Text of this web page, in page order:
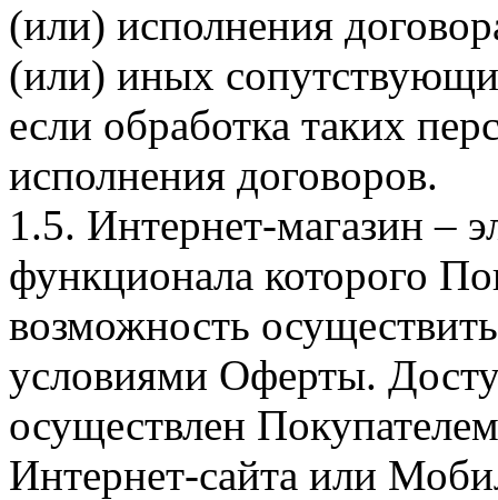
(или) исполнения
(или) иных
если обработка таких
исполнения договоров.
1.5. Интернет-магазин –
функционала которого
возможность
условиями Оферты.
осуществлен
Интернет-сайта или